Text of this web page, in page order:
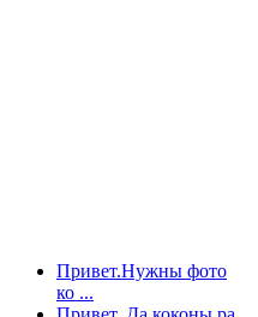
Привет.Нужны фото
ко ...